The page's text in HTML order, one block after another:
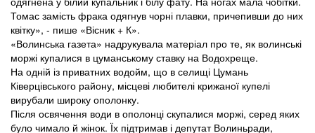
Томас замість фрака одягнув чорні плавки, причепивши до них
квітку», - пише «Вісник + К».
«Волинська газета» надрукувала матеріал про те, як волинські
моржі купалися в цуманському ставку на Водохреще.
На одній із приватних водойм, що в селищі Цумань
Ківерцівського району, місцеві любителі крижаної купелі
вирубали широку ополонку.
Після освячення води в ополонці скупалися моржі, серед яких
було чимало й жінок. Їх підтримав і депутат Волиньради,